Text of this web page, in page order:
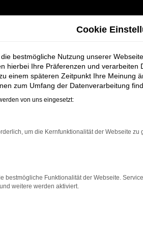
Cookie
bestmögliche Nutzung unserer
hierbei Ihre Präferenzen und
einem späteren Zeitpunkt Ihre Meinung
zum Umfang der Datenverarbeitung
von uns eingesetzt:
um die Kernfunktionalität der Webseite zu
bestmögliche Funktionalität der Webseite.
weitere werden aktiviert.